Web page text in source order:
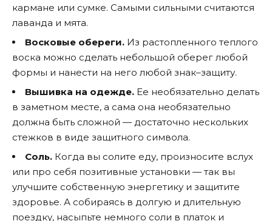
кармане или сумке. Самыми сильными считаются
лаванда и мята.
Восковые обереги. Из растопленного теплого
воска можно сделать небольшой оберег любой
формы и нанести на него любой знак–защиту.
Вышивка на одежде. Ее необязательно делать
в заметном месте, а сама она необязательно
должна быть сложной — достаточно нескольких
стежков в виде защитного символа.
Соль. Когда вы солите еду, произносите вслух
или про себя позитивные установки — так вы
улучшите собственную энергетику и защитите
здоровье. А собираясь в долгую и длительную
поездку, насыпьте немного соли в платок и